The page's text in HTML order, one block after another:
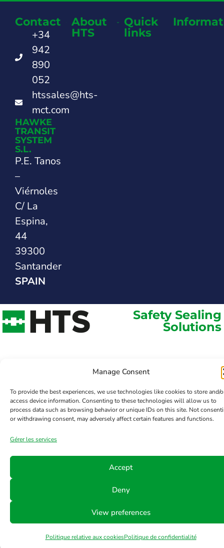
Manage Consent
To provide the best experiences, we use technologies like cookies to store and/
access device information. Consenting to these technologies will allow us to
process data such as browsing behavior or unique IDs on this site. Not
or withdrawing consent, may adversely affect certain features and functions.
Gérer les services
Accept
Deny
View preferences
Politique relative aux cookiesPolitique de confidentialité
Contact
+34
942
890
052
htssales@hts-
mct.com
HAWKE
TRANSIT
SYSTEM
S.L.
P.E. Tanos
–
Viérnoles
C/ La
Espina,
44
39300
Santander
SPAIN
About
HTS
Quick
links
Safety Sealing
Solutions